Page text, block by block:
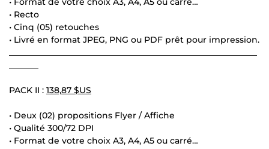
• Recto
• Cinq (05) retouches
• Livré en format JPEG, PNG ou PDF prêt pour impression.
PACK II : 138,87 $US
• Deux (02) propositions Flyer / Affiche
• Qualité 300/72 DPI
• Format de votre choix A3, A4, A5 ou carré…